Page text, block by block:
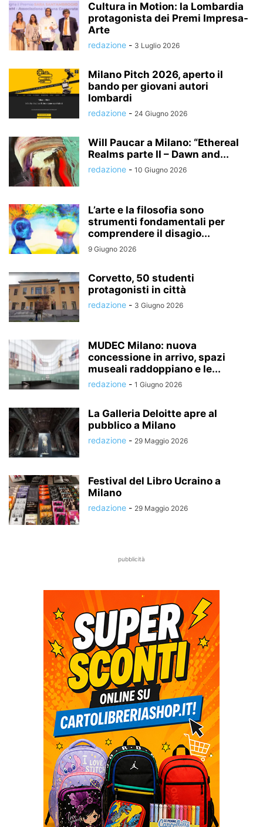
Cultura in Motion: la Lombardia
protagonista dei Premi Impresa-
Arte
redazione - 3 Luglio 2026
Milano Pitch 2026, aperto il
bando per giovani autori
lombardi
redazione - 24 Giugno 2026
Will Paucar a Milano: “Ethereal
Realms parte II – Dawn and...
redazione - 10 Giugno 2026
L’arte e la filosofia sono
strumenti fondamentali per
comprendere il disagio...
9 Giugno 2026
Corvetto, 50 studenti
protagonisti in città
redazione - 3 Giugno 2026
MUDEC Milano: nuova
concessione in arrivo, spazi
museali raddoppiano e le...
redazione - 1 Giugno 2026
La Galleria Deloitte apre al
pubblico a Milano
redazione - 29 Maggio 2026
Festival del Libro Ucraino a
Milano
redazione - 29 Maggio 2026
pubblicità